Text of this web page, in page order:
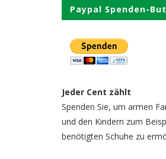
Paypal Spenden-
Jeder Cent zählt
Spenden Sie, um armen
und den Kindern zum
benötigten Schuhe zu